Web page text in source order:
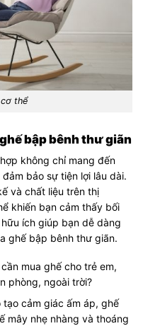
thể
bập bênh thư giãn
không chỉ mang đến
bảo sự tiện lợi lâu dài.
và chất liệu trên thị
khiến bạn cảm thấy bối
ích giúp bạn dễ dàng
ghế bập bênh thư giãn.
cần mua ghế cho trẻ em,
phòng, ngoài trời?
tạo cảm giác ấm áp, ghế
mây nhẹ nhàng và thoáng